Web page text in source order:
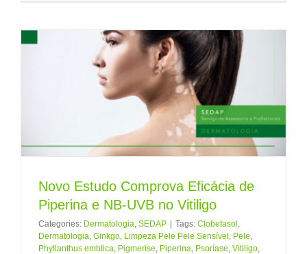
Novo Estudo Comprova Eficácia de
Piperina e NB-UVB no Vitiligo
Categories: Dermatologia SEDAP | Tags: Clobetasol
Dermatologia Ginkgo Limpeza Pele Pele Sensível Pele
Phyllanthus emblica Pigmerise Piperina Psoríase Vitiligo